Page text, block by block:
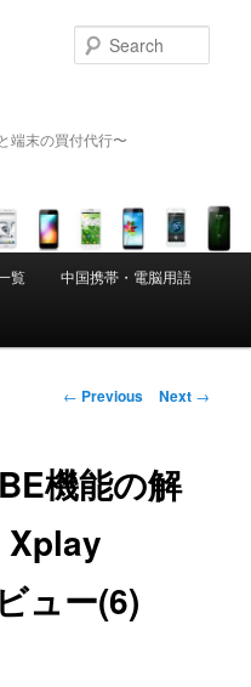
端末の買付代行〜
覧 中国携帯・電脳用語
Post navigation
← Previous Next →
機能の解
Xplay
ュー(6)